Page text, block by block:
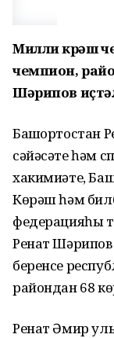
Милли көрәш
чемпион,
Шәрипов
Башҡортостан
сәйәсәте һәм
хакимиәте,
Көрәш һәм
федерацияһы
Ренат
беренсе
райондан 68
Ренат Әмир